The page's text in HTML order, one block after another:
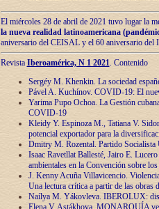
El miércoles 28 de abril de 2021 tuvo lugar la
la nueva realidad latinoamericana
aniversario del CEISAL y el 60 aniversario del
Revista Iberoamérica, N 1 2021. Contenido
Sergéy M. Khenkin. La sociedad
Pável A. Kuchínov. COVID-19: El
Yarima Pupo Ochoa. La Gestión
COVID-19
Kleidy Y. Espinoza M., Tatiana V.
potencial exportador para la
Dmitry M. Rozental. Partido Socialista
Isaac Ravetllat Ballesté, Jairo E.
ambientales en la Convención sobre
J. Kenny Acuña Villavicencio.
Una lectura crítica a partir de las obras
Naílya M. Yákovleva. IBEROLUX:
Elena V. Astákhova. MONARQUÍA